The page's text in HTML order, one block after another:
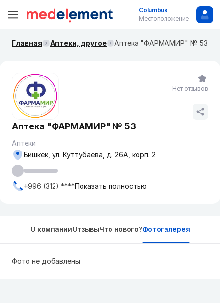
Columbus
Местоположение
Главная Аптеки, другое Аптека "ФАРМАМИР" № 53
Аптека "ФАРМАМИР" № 53
Аптеки
Бишкек, ул. ​Куттубаева, д. 26А, корп. 2
+996 (312) ****Показать полностью
Нет отзывов
О компанииОтзывыЧто нового?Фотогалерея
Фото не добавлены